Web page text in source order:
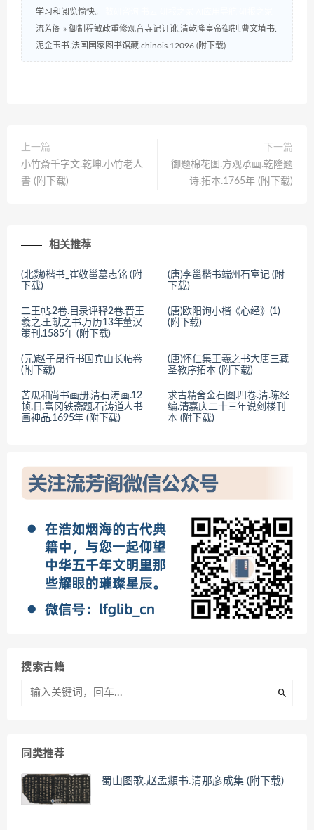
学习和阅览愉快。
流芳阁 » 御制程敏政重修观音寺记订讹.清乾隆皇帝御制.曹文埴书.
泥金玉书.法国国家图书馆藏.chinois.12096 (附下载)
上一篇
小竹斎千字文.乾坤.小竹老人
書 (附下载)
下一篇
御题棉花图.方观承画.乾隆题
诗.拓本.1765年 (附下载)
相关推荐
(北魏)楷书_崔敬邕墓志铭 (附
下载)
(唐)李邕楷书端州石室记 (附
下载)
二王帖.2卷.目录评释2卷.晋王
羲之.王献之书.万历13年董汉
策刊.1585年 (附下载)
(唐)欧阳询小楷《心经》(1)
(附下载)
(元)赵子昂行书国宾山长帖卷
(附下载)
(唐)怀仁集王羲之书大唐三藏
圣教序拓本 (附下载)
苦瓜和尚书画册.清石涛画.12
帧.日.富冈铁斋题.石涛道人书
画神品.1695年 (附下载)
求古精舍金石图.四卷.清.陈经
编.清嘉庆二十三年说剑楼刊
本 (附下载)
搜索古籍
同类推荐
蜀山图歌.赵孟頫书.清那彦成集 (附下载)